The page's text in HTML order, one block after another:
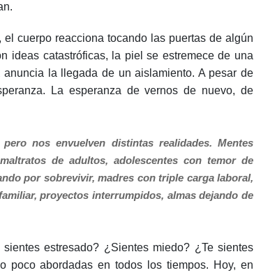
cuerpo reacciona tocando las puertas de algún
ideas catastróficas, la piel se estremece de una
la llegada de un aislamiento. A pesar de
La esperanza de vernos de nuevo, de
nos envuelven distintas realidades. Mentes
de adultos, adolescentes con temor de
por sobrevivir, madres con triple carga laboral,
proyectos interrumpidos, almas dejando de
estresado? ¿Sientes miedo? ¿Te sientes
poco abordadas en todos los tiempos. Hoy, en